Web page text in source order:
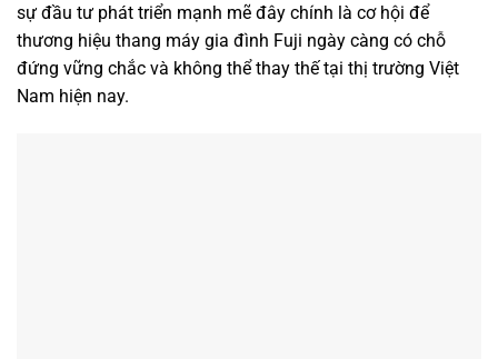
sự đầu tư phát triển mạnh mẽ đây chính là cơ hội để
thương hiệu thang máy gia đình Fuji ngày càng có chỗ
đứng vững chắc và không thể thay thế tại thị trường Việt
Nam hiện nay.